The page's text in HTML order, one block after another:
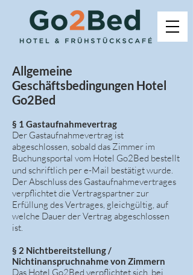
Allgemeine
Geschäftsbedingungen Hotel
Go2Bed
§ 1 Gastaufnahmevertrag
Der Gastaufnahmevertrag ist
abgeschlossen, sobald das Zimmer im
Buchungsportal vom Hotel Go2Bed bestellt
und schriftlich per e-Mail bestätigt wurde.
Der Abschluss des Gastaufnahmevertrages
verpflichtet die Vertragspartner zur
Erfüllung des Vertrages, gleichgültig, auf
welche Dauer der Vertrag abgeschlossen
ist.
§ 2 Nichtbereitstellung /
Nichtinanspruchnahme von Zimmern
Das Hotel Go2Bed verpflichtet sich, bei